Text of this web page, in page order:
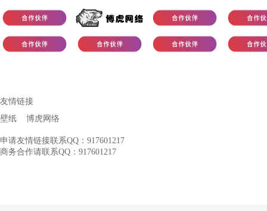
友情链接
壁纸
博虎网络
申请友情链接联系QQ：917601217
商务合作请联系QQ：917601217